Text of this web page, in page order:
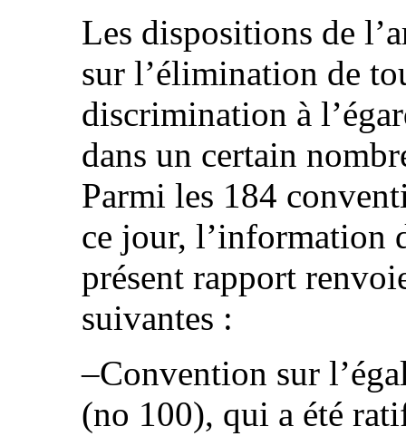
Les dispositions de
sur l’élimination de
discrimination à
dans un certain
Parmi les 184
ce jour, l’information
présent rapport
suivantes :
–Convention sur
(no 100), qui a été